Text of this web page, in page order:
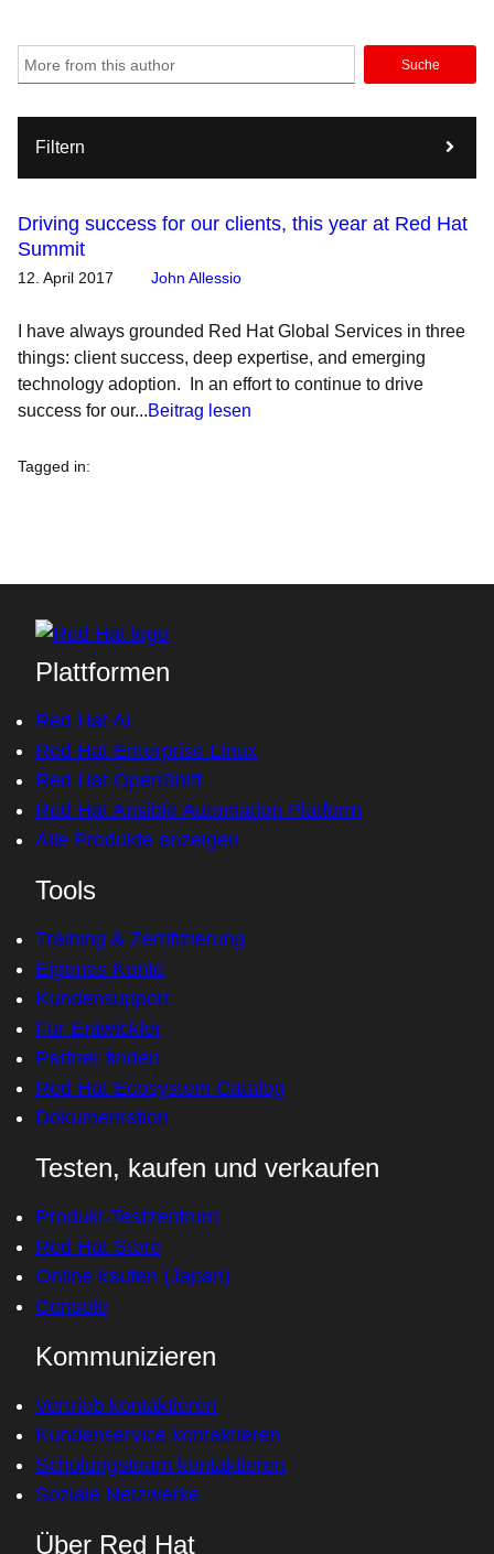
Suche
Filtern
Driving success for our clients, this year at Red Hat
Summit
12. April 2017 John Allessio
I have always grounded Red Hat Global Services in three
things: client success, deep expertise, and emerging
technology adoption. In an effort to continue to drive
success for our...Beitrag lesen
Tagged in:
Plattformen
Red Hat AI
Red Hat Enterprise Linux
Red Hat OpenShift
Red Hat Ansible Automation Platform
Alle Produkte anzeigen
Tools
Training & Zertifizierung
Eigenes Konto
Kundensupport
Für Entwickler
Partner finden
Red Hat Ecosystem Catalog
Dokumentation
Testen, kaufen und verkaufen
Produkt-Testzentrum
Red Hat Store
Online kaufen (Japan)
Console
Kommunizieren
Vertrieb kontaktieren
Kundenservice kontaktieren
Schulungsteam kontaktieren
Soziale Netzwerke
Über Red Hat